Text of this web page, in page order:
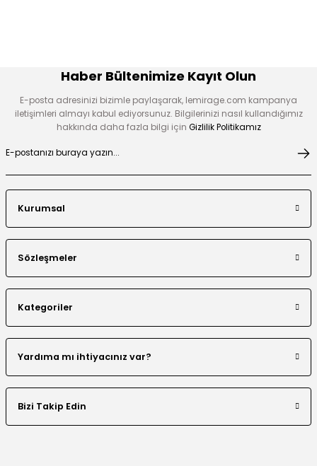
Hakim Yaka Desenli Bomber Etek Takım
El Yapımı Boncuk İşlemeli Yakası Fırfırlı Ceket Etek Takım
Haber Bültenimize Kayıt Olun
E-posta adresinizi bizimle paylaşarak, lemirage.com kampanya
iletişimleri almayı kabul ediyorsunuz. Bilgilerinizi nasıl kullandığımız
hakkında daha fazla bilgi için Gizlilik Politikamız
Kurumsal
Sözleşmeler
Kategoriler
Yardıma mı ihtiyacınız var?
Bizi Takip Edin